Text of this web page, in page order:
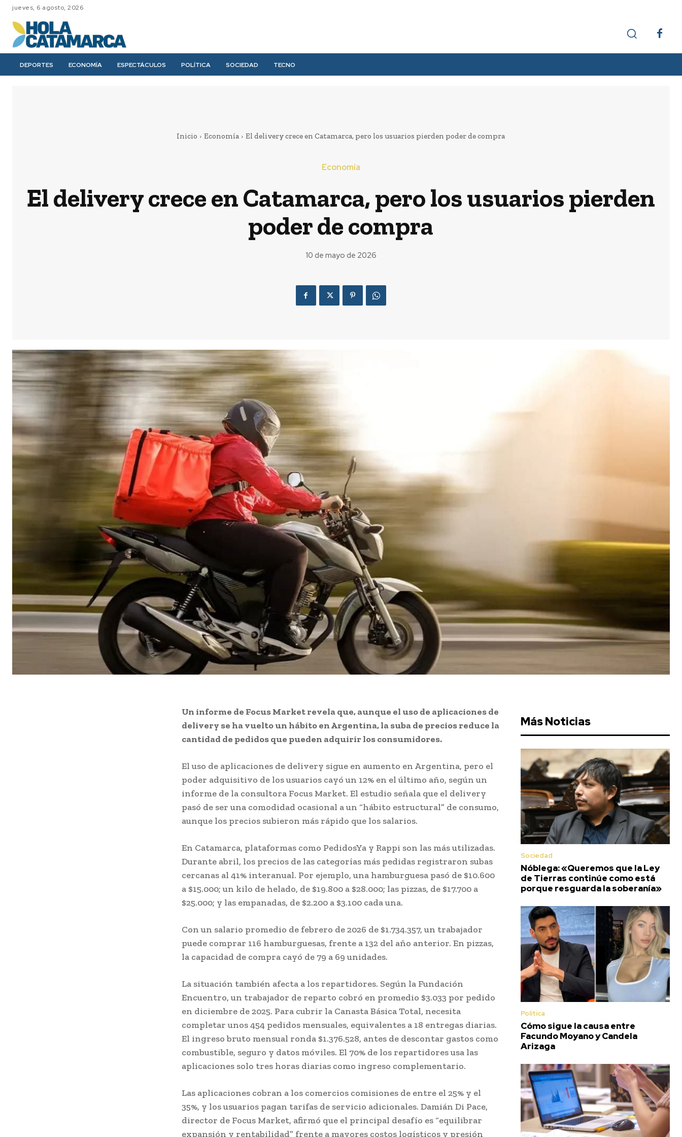
jueves, 6 agosto, 2026
DEPORTES ECONOMÍA ESPECTÁCULOS POLÍTICA SOCIEDAD TECNO
Inicio Economía El delivery crece en Catamarca, pero los usuarios pierden poder de compra
Economía
El delivery crece en Catamarca, pero los usuarios pierden
poder de compra
10 de mayo de 2026
Un informe de Focus Market revela que, aunque el uso de aplicaciones de
delivery se ha vuelto un hábito en Argentina, la suba de precios reduce la
cantidad de pedidos que pueden adquirir los consumidores.
El uso de aplicaciones de delivery sigue en aumento en Argentina, pero el
poder adquisitivo de los usuarios cayó un 12% en el último año, según un
informe de la consultora Focus Market. El estudio señala que el delivery
pasó de ser una comodidad ocasional a un “hábito estructural” de consumo,
aunque los precios subieron más rápido que los salarios.
En Catamarca, plataformas como PedidosYa y Rappi son las más utilizadas.
Durante abril, los precios de las categorías más pedidas registraron subas
cercanas al 41% interanual. Por ejemplo, una hamburguesa pasó de $10.600
a $15.000; un kilo de helado, de $19.800 a $28.000; las pizzas, de $17.700 a
$25.000; y las empanadas, de $2.200 a $3.100 cada una.
Con un salario promedio de febrero de 2026 de $1.734.357, un trabajador
puede comprar 116 hamburguesas, frente a 132 del año anterior. En pizzas,
la capacidad de compra cayó de 79 a 69 unidades.
La situación también afecta a los repartidores. Según la Fundación
Encuentro, un trabajador de reparto cobró en promedio $3.033 por pedido
en diciembre de 2025. Para cubrir la Canasta Básica Total, necesita
completar unos 454 pedidos mensuales, equivalentes a 18 entregas diarias.
El ingreso bruto mensual ronda $1.376.528, antes de descontar gastos como
combustible, seguro y datos móviles. El 70% de los repartidores usa las
aplicaciones solo tres horas diarias como ingreso complementario.
Las aplicaciones cobran a los comercios comisiones de entre el 25% y el
35%, y los usuarios pagan tarifas de servicio adicionales. Damián Di Pace,
director de Focus Market, afirmó que el principal desafío es “equilibrar
expansión y rentabilidad” frente a mayores costos logísticos y presión
Más Noticias
Sociedad
Nóblega: «Queremos que la Ley
de Tierras continúe como está
porque resguarda la soberanía»
Política
Cómo sigue la causa entre
Facundo Moyano y Candela
Arizaga